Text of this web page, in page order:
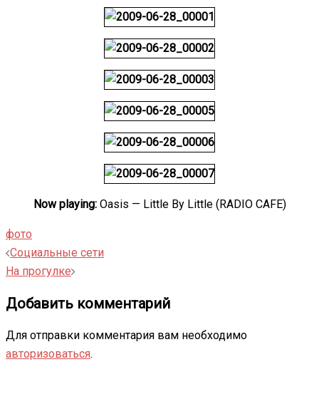
Now playing:Oasis — Little By Little (RADIO CAFE)
фото
Навигация
записи
Социальные сети
На прогулке
Добавить комментарий
Для отправки комментария вам необходимо
авторизоваться.